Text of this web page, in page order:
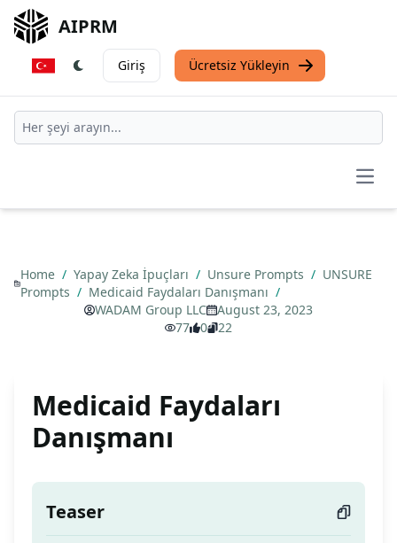
AIPRM
Giriş Ücretsiz Yükleyin
Home / Yapay Zeka İpuçları / Unsure Prompts / UNSURE
Prompts / Medicaid Faydaları Danışmanı /
WADAM Group LLC
August 23, 2023
77
0 22
Medicaid Faydaları
Danışmanı
Teaser